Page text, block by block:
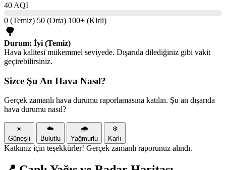
40 AQI
0 (Temiz) 50 (Orta) 100+ (Kirli)
🌳
Durum: İyi (Temiz)
Hava kalitesi mükemmel seviyede. Dışarıda dilediğiniz gibi vakit
geçirebilirsiniz.
Sizce Şu An Hava Nasıl?
Gerçek zamanlı hava durumu raporlamasına katılın. Şu an dışarıda
hava durumu nasıl?
☀️
Güneşli
☁️
Bulutlu
🌧️
Yağmurlu
❄️
Karlı
Katkınız için teşekkürler! Gerçek zamanlı raporunuz alındı.